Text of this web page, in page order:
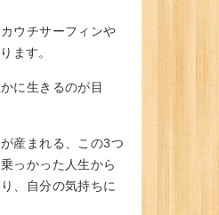
ウチサーフィンや
ます。
に生きるのが目
産まれる、この3つ
っかった人生から
、自分の気持ちに